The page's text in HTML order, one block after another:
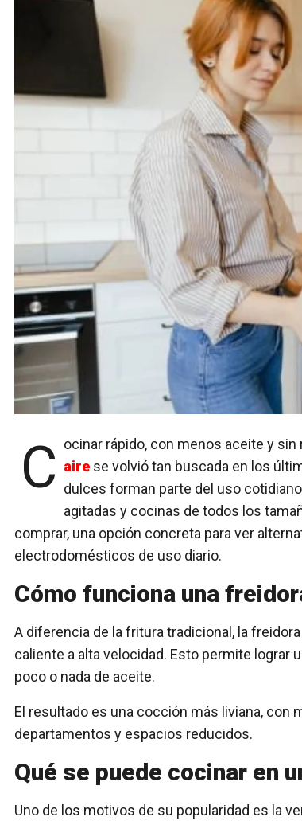
Cocinar rápido, con menos aceite y
aire se volvió tan buscada en los
dulces forman parte del uso
agitadas y cocinas de todos los
comprar, una opción concreta para ver
electrodomésticos de uso diario.
Cómo funciona una
A diferencia de la fritura tradicional, la
caliente a alta velocidad. Esto permite lograr
poco o nada de aceite.
El resultado es una cocción más liviana, con
departamentos y espacios reducidos.
Qué se puede cocinar en
Uno de los motivos de su popularidad es la